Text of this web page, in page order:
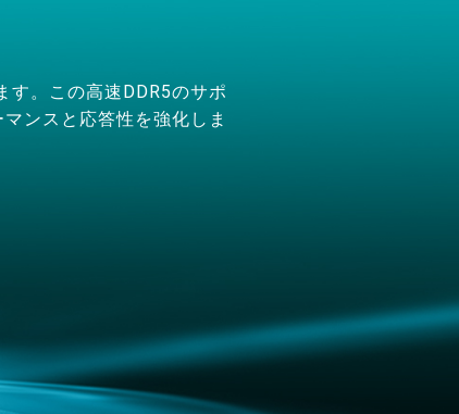
す。この高速DDR5のサポ
ンスと応答性を強化しま